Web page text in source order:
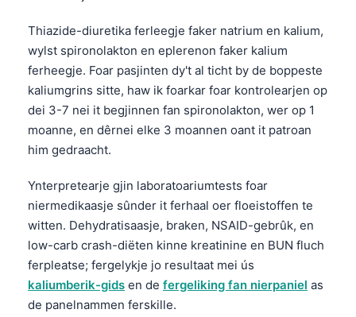
Thiazide-diuretika ferleegje faker natrium en kalium,
wylst spironolakton en eplerenon faker kalium
ferheegje. Foar pasjinten dy't al ticht by de boppeste
kaliumgrins sitte, haw ik foarkar foar kontrolearjen op
dei 3-7 nei it begjinnen fan spironolakton, wer op 1
moanne, en dêrnei elke 3 moannen oant it patroan
him gedraacht.
Ynterpretearje gjin laboratoariumtests foar
niermedikaasje sûnder it ferhaal oer floeistoffen te
witten. Dehydratisaasje, braken, NSAID-gebrûk, en
low-carb crash-diëten kinne kreatinine en BUN fluch
ferpleatse; fergelykje jo resultaat mei ús
kaliumberik-gids en de fergeliking fan nierpaniel as
de panelnammen ferskille.